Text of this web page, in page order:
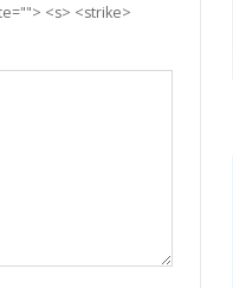
<s> <strike>